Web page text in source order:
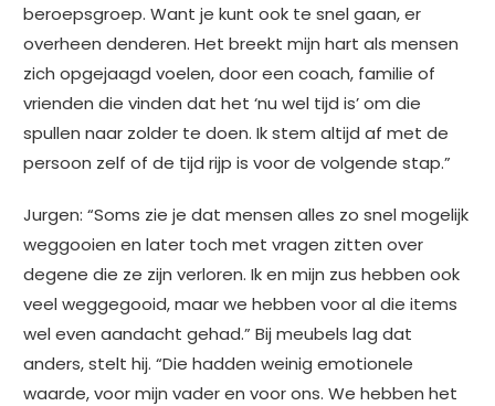
beroepsgroep. Want je kunt ook te snel gaan, er
overheen denderen. Het breekt mijn hart als mensen
zich opgejaagd voelen, door een coach, familie of
vrienden die vinden dat het ‘nu wel tijd is’ om die
spullen naar zolder te doen. Ik stem altijd af met de
persoon zelf of de tijd rijp is voor de volgende stap.”
Jurgen: “Soms zie je dat mensen alles zo snel mogelijk
weggooien en later toch met vragen zitten over
degene die ze zijn verloren. Ik en mijn zus hebben ook
veel weggegooid, maar we hebben voor al die items
wel even aandacht gehad.” Bij meubels lag dat
anders, stelt hij. “Die hadden weinig emotionele
waarde, voor mijn vader en voor ons. We hebben het